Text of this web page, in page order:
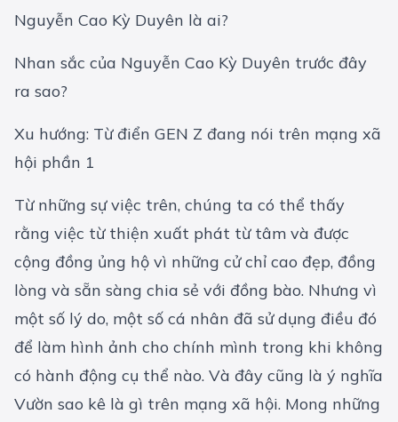
Nguyễn Cao Kỳ Duyên là ai?
Nhan sắc của Nguyễn Cao Kỳ Duyên trước đây
ra sao?
Xu hướng: Từ điển GEN Z đang nói trên mạng xã
hội phần 1
Từ những sự việc trên, chúng ta có thể thấy
rằng việc từ thiện xuất phát từ tâm và được
cộng đồng ủng hộ vì những cử chỉ cao đẹp, đồng
lòng và sẵn sàng chia sẻ với đồng bào. Nhưng vì
một số lý do, một số cá nhân đã sử dụng điều đó
để làm hình ảnh cho chính mình trong khi không
có hành động cụ thể nào. Và đây cũng là ý nghĩa
Vườn sao kê là gì trên mạng xã hội. Mong những